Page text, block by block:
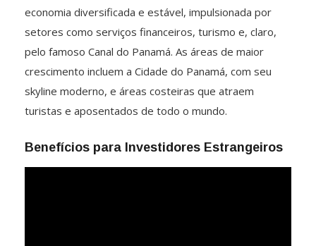
economia diversificada e estável, impulsionada por
setores como serviços financeiros, turismo e, claro,
pelo famoso Canal do Panamá. As áreas de maior
crescimento incluem a Cidade do Panamá, com seu
skyline moderno, e áreas costeiras que atraem
turistas e aposentados de todo o mundo.
Benefícios para Investidores Estrangeiros